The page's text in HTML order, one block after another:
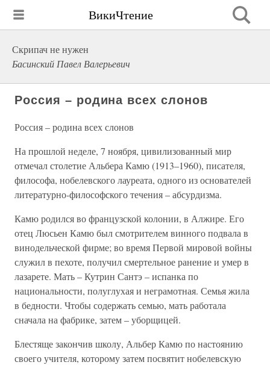
ВикиЧтение
Скрипач не нужен
Басинский Павел Валерьевич
Россия – родина всех слонов
Россия – родина всех слонов
На прошлой неделе, 7 ноября, цивилизованный мир
отмечал столетие Альбера Камю (1913–1960), писателя,
философа, нобелевского лауреата, одного из основателей
литературно-философского течения – абсурдизма.
Камю родился во французской колонии, в Алжире. Его
отец Люсьен Камю был смотрителем винного подвала в
винодельческой фирме; во время Первой мировой войны
служил в пехоте, получил смертельное ранение и умер в
лазарете. Мать – Кутрин Сантэ – испанка по
национальности, полуглухая и неграмотная. Семья жила
в бедности. Чтобы содержать семью, мать работала
сначала на фабрике, затем – уборщицей.
Блестяще закончив школу, Альбер Камю по настоянию
своего учителя, которому затем посвятит нобелевскую